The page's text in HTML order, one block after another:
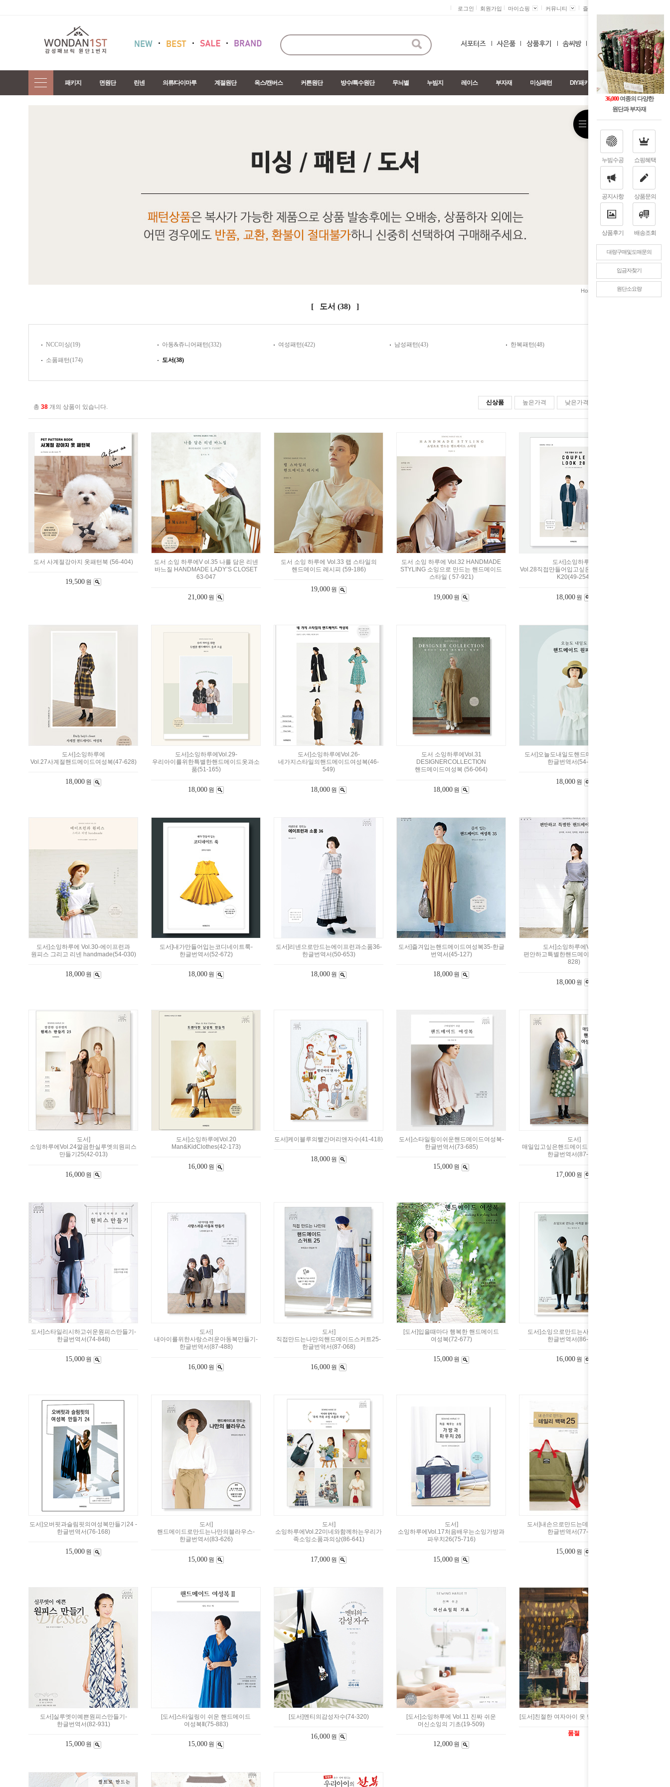
36,000여종의 다양한
원단과 부자재
누빔수공 쇼핑혜택
공지사항 상품문의
상품후기 배송조회
대량구매및도매문의
입금자찾기
원단소요량
로그인 회원가입 마이쇼핑 커뮤니티 즐겨찾기 +
0
패키지 면원단 린넨 의류/다이마루 계절원단 옥스/캔버스 커튼원단 방수/특수원단 무늬별 누빔지 레이스 부자재 미싱패턴 DIY패키지
Home 미싱/패턴>도서
[ 도서 (38) ]
NCC미싱(19) 아동&쥬니어패턴(332) 여성패턴(422) 남성패턴(43) 한복패턴(48)
소품패턴(174) 도서(38)
총 38 개의 상품이 있습니다.
신상품 높은가격 낮은가격
도서 사계절강아지 옷패턴북 (56-404)
19,500 원
도서 소잉 하루에V ol.35 나를 담은 리넨
바느질 HANDMADE LADY’S CLOSET
63-047
21,000 원
도서 소잉 하루에 Vol.33 랩 스타일의
핸드메이드 레시피 (59-186)
19,000 원
도서 소잉 하루에 Vol.32 HANDMADE
STYLING 소잉으로 만드는 핸드메이드
스타일 ( 57-921)
19,000 원
도서]소잉하루에
Vol.28직접만들어입고싶은COUPLELOO
K20(49-254)
18,000 원
도서]소잉하루에
Vol.27사계절핸드메이드여성복(47-628)
18,000 원
도서]소잉하루에Vol.29-
우리아이를위한특별한핸드메이드옷과소
품(51-165)
18,000 원
도서]소잉하루에Vol.26-
네가지스타일의핸드메이드여성복(46-
549)
18,000 원
도서 소잉하루에Vol.31
DESIGNERCOLLECTION
핸드메이드여성복 (56-064)
18,000 원
도서]오늘도내일도핸드메이드원피스-
한글번역서(54-558)
18,000 원
도서]소잉하루에 Vol.30-에이프런과
원피스 그리고 리넨 handmade(54-030)
18,000 원
도서]내가만들어입는코디네이트룩-
한글번역서(52-672)
18,000 원
도서]리넨으로만드는에이프런과소품36-
한글번역서(50-653)
18,000 원
도서]즐겨입는핸드메이드여성복35-한글
번역서(45-127)
18,000 원
도서]소잉하루에Vol.25-
편안하고특별한핸드메이드여성복(44-
828)
18,000 원
도서]
소잉하루에Vol.24깔끔한실루엣의원피스
만들기25(42-013)
16,000 원
도서]소잉하루에Vol.20
Man&KidClothes(42-173)
16,000 원
도서]케이블루의빨간머리앤자수(41-418)
18,000 원
도서]스타일링이쉬운핸드메이드여성복-
한글번역서(73-685)
15,000 원
도서]
매일입고싶은핸드메이드여성복만들기-
한글번역서(87-827)
17,000 원
도서]스타일리시하고쉬운원피스만들기-
한글번역서(74-848)
15,000 원
도서]
내아이를위한사랑스러운아동복만들기-
한글번역서(87-488)
16,000 원
도서]
직접만드는나만의핸드메이드스커트25-
한글번역서(87-068)
16,000 원
[도서]입을때마다 행복한 핸드메이드
여성복(72-677)
15,000 원
도서]소잉으로만드는사계절원피스-
한글번역서(86-856)
16,000 원
도서]오버핏과슬림핏의여성복만들기24 -
한글번역서(76-168)
15,000 원
도서]
핸드메이드로만드는나만의블라우스-
한글번역서(83-626)
15,000 원
도서]
소잉하루에Vol.22미네와함께하는우리가
족소잉소품과의상(86-641)
17,000 원
도서]
소잉하루에Vol.17처음배우는소잉가방과
파우치26(75-716)
15,000 원
도서]내손으로만드는데일리백팩25-
한글번역서(77-233)
15,000 원
도서]실루엣이예쁜원피스만들기-
한글번역서(82-931)
15,000 원
[도서]스타일링이 쉬운 핸드메이드
여성복Ⅱ(75-883)
15,000 원
[도서]멘티의감성자수(74-320)
16,000 원
[도서]소잉하루에 Vol.11 진짜 쉬운
머신소잉의 기초(19-509)
12,000 원
[도서]친절한 여자아이 옷 만들기(99-415)
품절